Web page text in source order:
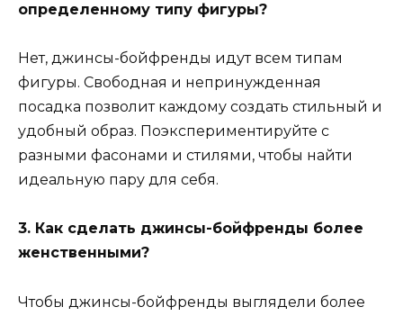
определенному типу фигуры?
Нет, джинсы-бойфренды идут всем типам
фигуры. Свободная и непринужденная
посадка позволит каждому создать стильный и
удобный образ. Поэкспериментируйте с
разными фасонами и стилями, чтобы найти
идеальную пару для себя.
3. Как сделать джинсы-бойфренды более
женственными?
Чтобы джинсы-бойфренды выглядели более